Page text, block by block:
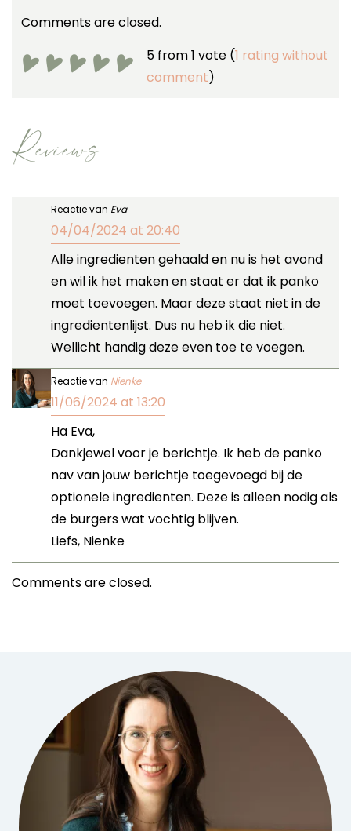
Comments are closed.
5 from 1 vote (1 rating without
comment)
Reviews
Reactie van Eva
04/04/2024 at 20:40
Alle ingredienten gehaald en nu is het avond
en wil ik het maken en staat er dat ik panko
moet toevoegen. Maar deze staat niet in de
ingredientenlijst. Dus nu heb ik die niet.
Wellicht handig deze even toe te voegen.
Reactie van Nienke
11/06/2024 at 13:20
Ha Eva,
Dankjewel voor je berichtje. Ik heb de panko
nav van jouw berichtje toegevoegd bij de
optionele ingredienten. Deze is alleen nodig als
de burgers wat vochtig blijven.
Liefs, Nienke
Comments are closed.